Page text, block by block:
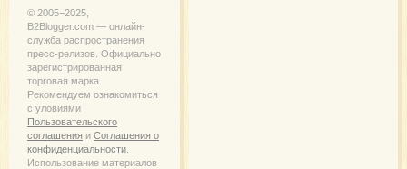
© 2005−2025,
B2Blogger.com — онлайн-
служба распространения
пресс-релизов. Официально
зарегистрированная
торговая марка.
Рекомендуем ознакомиться
с уловиями
Пользовательского
соглашения и Соглашения о
конфиденциальности
Использование материалов